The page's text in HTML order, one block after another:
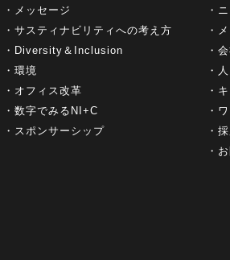
メッセージ
サスティナビリティへの考え方
Diversity＆Inclusion
環境
オフィス改革
数字でみるNI+C
スポンサーシップ